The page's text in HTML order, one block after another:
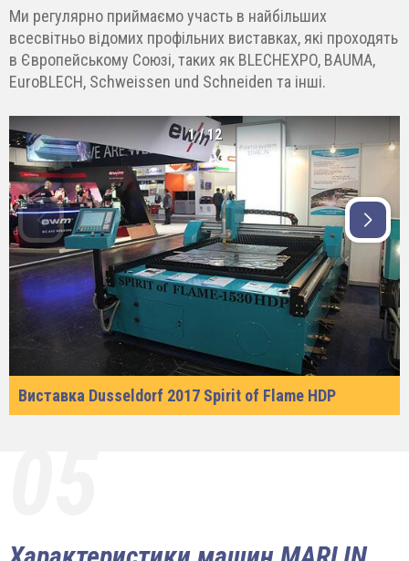
Ми регулярно приймаємо участь в найбільших
всесвітньо відомих профільних виставках, які проходять
в Європейському Союзі, таких як BLECHEXPO, BAUMA,
EuroBLECH, Schweissen und Schneiden та інші.
Виставка Dusseldorf 2017 Spirit of Flame HDP
1/12